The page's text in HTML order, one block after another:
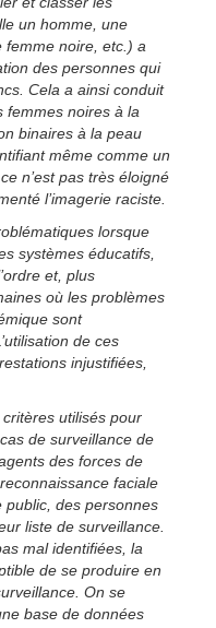
un homme, une
femme noire, etc.) a
des personnes qui
Cela a ainsi conduit
femmes noires à la
binaires à la peau
même comme un
n’est pas très éloigné
l’imagerie raciste.
lorsque
systèmes éducatifs,
et, plus
où les problèmes
sont
de ces
injustifiées,
utilisés pour
de surveillance de
des forces de
faciale
public, des personnes
liste de surveillance.
mal identifiées, la
de se produire en
On se
base de données